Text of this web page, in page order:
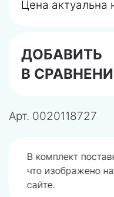
Цена актуальна
ДОБАВИТЬ
В
Арт. 0020118727
В комплект
что изображено
сайте.